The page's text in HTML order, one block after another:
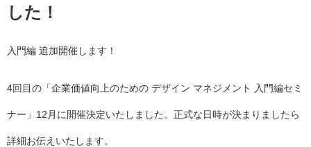
した！
入門編 追加開催します！
4回目の「企業価値向上のための デザイン マネジメント 入門編セミ
ナー」12月に開催決定いたしました。正式な日時が決まりましたら
詳細お伝えいたします。